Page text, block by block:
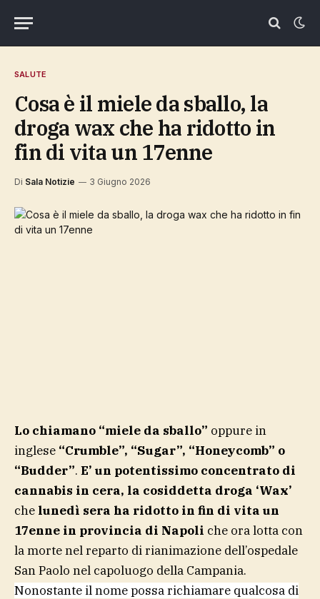
SALUTE
Cosa è il miele da sballo, la
droga wax che ha ridotto in
fin di vita un 17enne
Di Sala Notizie 3 Giugno 2026
Lo chiamano “miele da sballo” oppure in
inglese “Crumble”, “Sugar”, “Honeycomb” o
“Budder”. E’ un potentissimo concentrato di
cannabis in cera, la cosiddetta droga ‘Wax’
che lunedì sera ha ridotto in fin di vita un
17enne in provincia di Napoli che ora lotta con
la morte nel reparto di rianimazione dell’ospedale
San Paolo nel capoluogo della Campania.
Nonostante il nome possa richiamare qualcosa di